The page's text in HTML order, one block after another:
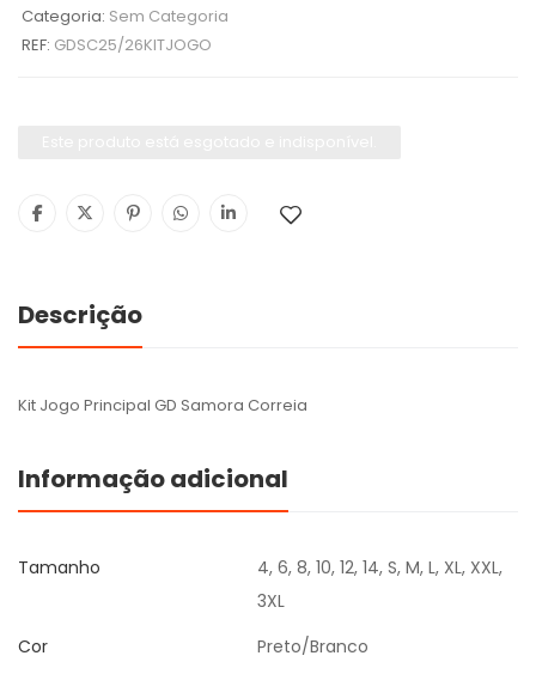
Categoria: Sem Categoria
REF: GDSC25/26KITJOGO
Descrição
Kit Jogo Principal GD Samora Correia
Informação adicional
Tamanho
4, 6, 8, 10, 12, 14, S, M, L, XL, XXL,
3XL
Cor
Preto/Branco